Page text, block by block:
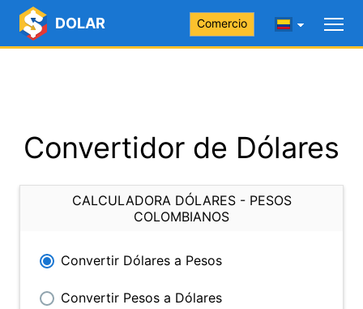
DOLAR Comercio
Convertidor de Dólares
CALCULADORA DÓLARES - PESOS
COLOMBIANOS
Convertir Dólares a Pesos
Convertir Pesos a Dólares